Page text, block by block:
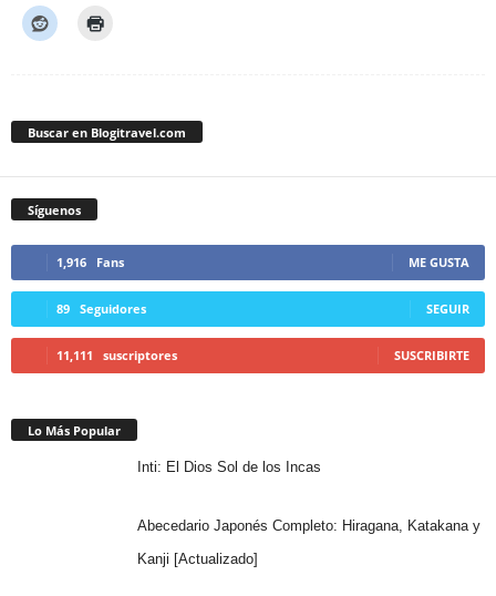
Buscar en Blogitravel.com
Síguenos
1,916 Fans ME GUSTA
89 Seguidores SEGUIR
11,111 suscriptores SUSCRIBIRTE
Lo Más Popular
Inti: El Dios Sol de los Incas
Abecedario Japonés Completo: Hiragana, Katakana y
Kanji [Actualizado]